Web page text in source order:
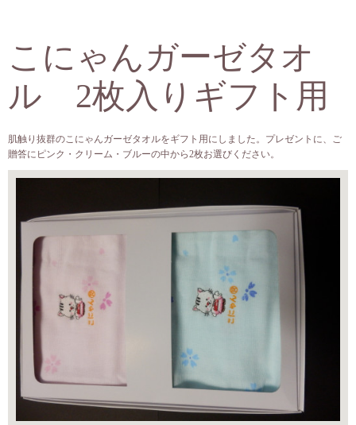
こにゃんガーゼタオ
ル 2枚入りギフト用
肌触り抜群のこにゃんガーゼタオルをギフト用にしました。プレゼントに、ご
贈答にピンク・クリーム・ブルーの中から2枚お選びください。